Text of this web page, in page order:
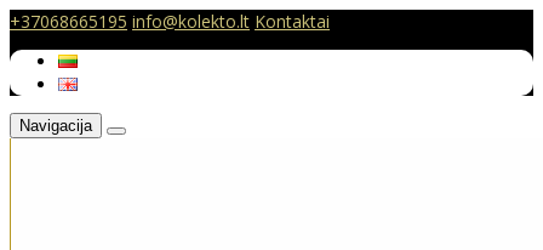
+37068665195 info@kolekto.lt Kontaktai
Navigacija